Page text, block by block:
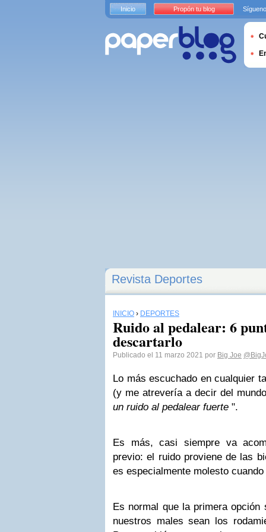
Revista Deportes
INICIO › DEPORTES
Ruido al pedalear: 6
descartarlo
Publicado el 11 marzo 2021 por Big Joe
Lo más escuchado en cualquier
(y me atrevería a decir del
un ruido al pedalear fuerte ".
Es más, casi siempre va
previo: el ruido proviene de las
es especialmente molesto
Es normal que la primera
nuestros males sean los
Inicio Propón tu blog